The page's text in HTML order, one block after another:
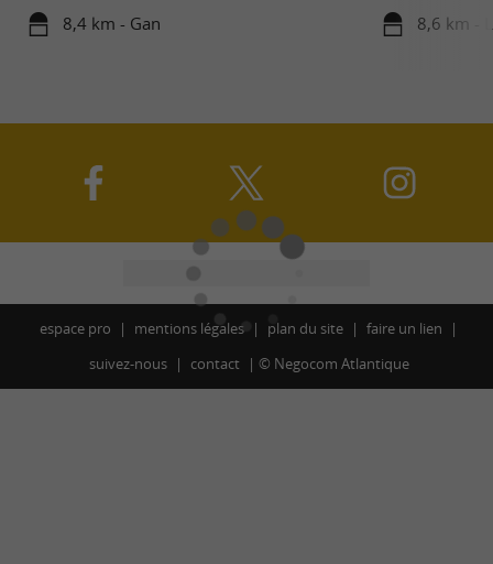
8,4 km - Gan 8,6 km -
espace pro mentions légales plan du site
faire un lien
suivez-nous
contact © Negocom Atlantique